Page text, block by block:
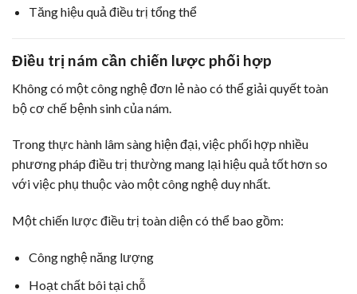
Tăng hiệu quả điều trị tổng thể
Điều trị nám cần chiến lược phối hợp
Không có một công nghệ đơn lẻ nào có thể giải quyết toàn
bộ cơ chế bệnh sinh của nám.
Trong thực hành lâm sàng hiện đại, việc phối hợp nhiều
phương pháp điều trị thường mang lại hiệu quả tốt hơn so
với việc phụ thuộc vào một công nghệ duy nhất.
Một chiến lược điều trị toàn diện có thể bao gồm:
Công nghệ năng lượng
Hoạt chất bôi tại chỗ